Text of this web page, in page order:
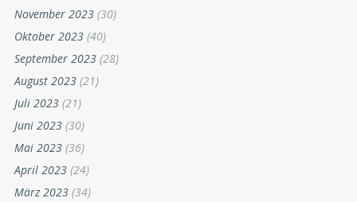
November 2023 (30)
Oktober 2023 (40)
September 2023 (28)
August 2023 (21)
Juli 2023 (21)
Juni 2023 (30)
Mai 2023 (36)
April 2023 (24)
März 2023 (34)